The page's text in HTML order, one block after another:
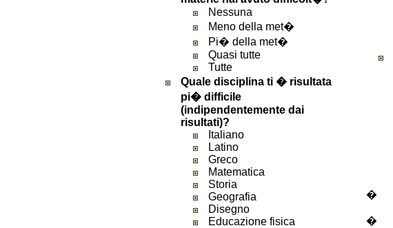
Nessuna
Meno della met�
Pi� della met�
Quasi tutte
Tutte
Quale disciplina ti � risultata
pi� difficile
(indipendentemente dai
risultati)?
Italiano
Latino
Greco
Matematica
Storia
Geografia
Disegno
Educazione fisica
�
�